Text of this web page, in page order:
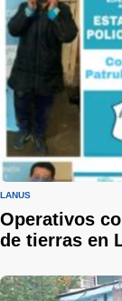
LANÚS
Operativos
de tierras en